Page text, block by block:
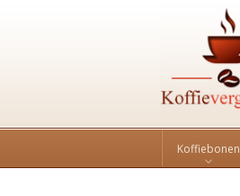
Koffiebonen